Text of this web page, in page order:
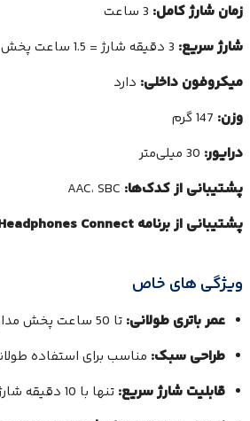
زمان شارژ کامل:
شارژ سریع:
میکروفون داخلی: دارد
وزن:
درایور:
پشتیبانی از کدک‌ها:
پشتیبانی از برنامه Sony Headphones Connect:
ویژگی های خاص
عمر باتری طولانی: تا 50 ساعت پخش مداوم.
طراحی سبک: مناسب برای استفاده
قابلیت شارژ سریع: تنها با 10 دقیقه شارژ، 1.5 ساعت پخش می‌کند.